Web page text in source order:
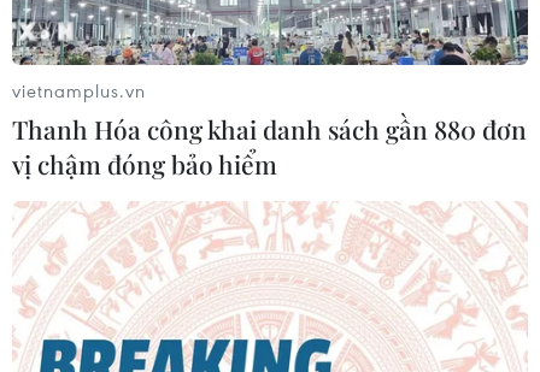
TIN CÙNG CHUYÊN MỤC
vietnamplus.vn
Thanh Hóa công khai danh sách gần 880 đơn
vị chậm đóng bảo hiểm